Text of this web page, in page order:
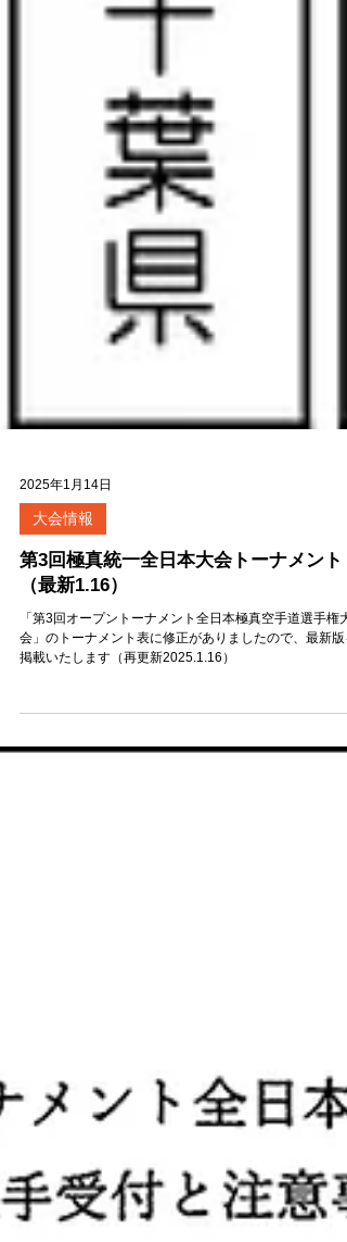
2025年1月14日
大会情報
第3回極真統一全日本大会トーナメント
（最新1.16）
「第3回オープントーナメント全日本極真空手道選手権大